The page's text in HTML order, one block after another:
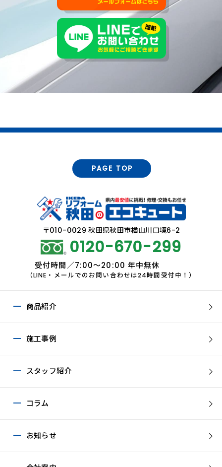
PAGE TOP
〒010-0029 秋田県秋田市楢山川口境6-2
0120-670-299
受付時間／7:00～20:00 年中無休
（LINE・メールでのお問い合わせは24時間受付中！）
商品紹介
施工事例
スタッフ紹介
コラム
お知らせ